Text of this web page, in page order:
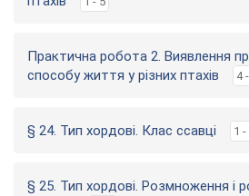
Практична робота 2. Виявлення
способу життя у різних птахів
4
§ 24. Тип хордові. Клас ссавці 1 -
§ 25. Тип хордові. Розмноження і